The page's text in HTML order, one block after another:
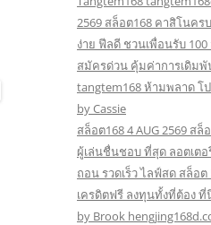
2569 สล็อต168 คาสิโนคร
ง่าย ฟีลดี ชวนเพื่อนรับ
สมัครด่วน คุ้มค่าการเดิมพั
tangtem168 ห้ามพลาด โ
by Cassie
สล็อต168 4 AUG 2569 สล็
ผู้เล่นชื่นชอบ ที่สุด ลอตเตอ
ถอน รวดเร็ว ไลฟ์สด สล็อ
เครดิตฟรี ลงทุนทั้งที่ต้อง ที่
by Brook